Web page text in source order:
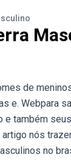
de
e. Webpara
e também
nós
no